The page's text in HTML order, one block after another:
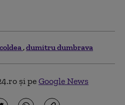
dumitru dumbrava
și peGoogle News